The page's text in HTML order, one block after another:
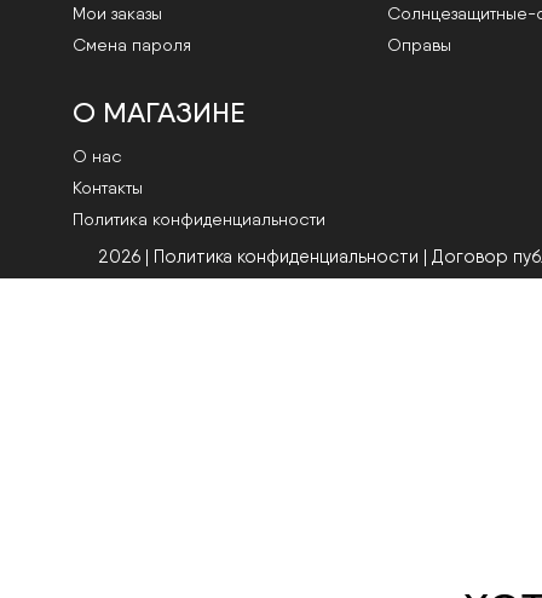
Мои заказы
Смена пароля
Cолнцезащитные-
Оправы
О МАГАЗИНЕ
О нас
Контакты
Политика конфиденциальности
2026 | Политика конфиденциальности | Договор